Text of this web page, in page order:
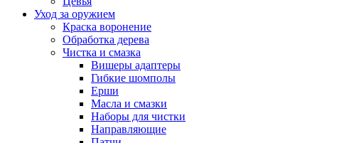
Уход за оружием
Краска воронение
Обработка дерева
Чистка и смазка
Вишеры адаптеры
Гибкие шомполы
Ерши
Масла и смазки
Наборы для чистки
Направляющие